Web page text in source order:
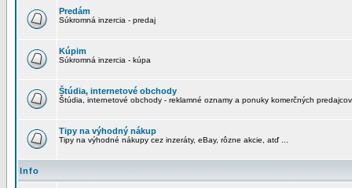
Predám
Súkromná inzercia - predaj
Kúpim
Súkromná inzercia - kúpa
Štúdia, internetové obchody
Štúdia, internetové obchody - reklamné oznamy a ponuky komerčných predajcov
Tipy na výhodný nákup
Tipy na výhodné nákupy cez inzeráty, eBay, rôzne akcie, atď ...
Info